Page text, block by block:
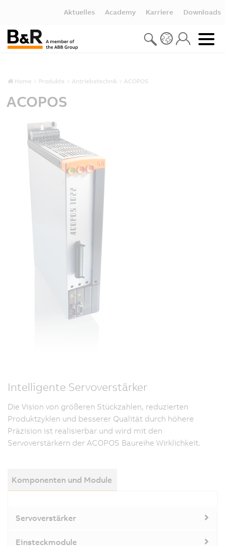
Aktuelles Academy Karriere Downloads
Home Produkte Antriebstechnik ACOPOS
ACOPOS
Intelligente Servoverstärker
Die Vision von größeren Stückzahlen, reduzierten
Produktzyklen und besserer Qualität durch höhere
Präzision ist realisierbar und wird mit den
Servoverstärkern der ACOPOS Baureihe Wirklichkeit.
Komponenten und Module
Servoverstärker
Einsteckmodule